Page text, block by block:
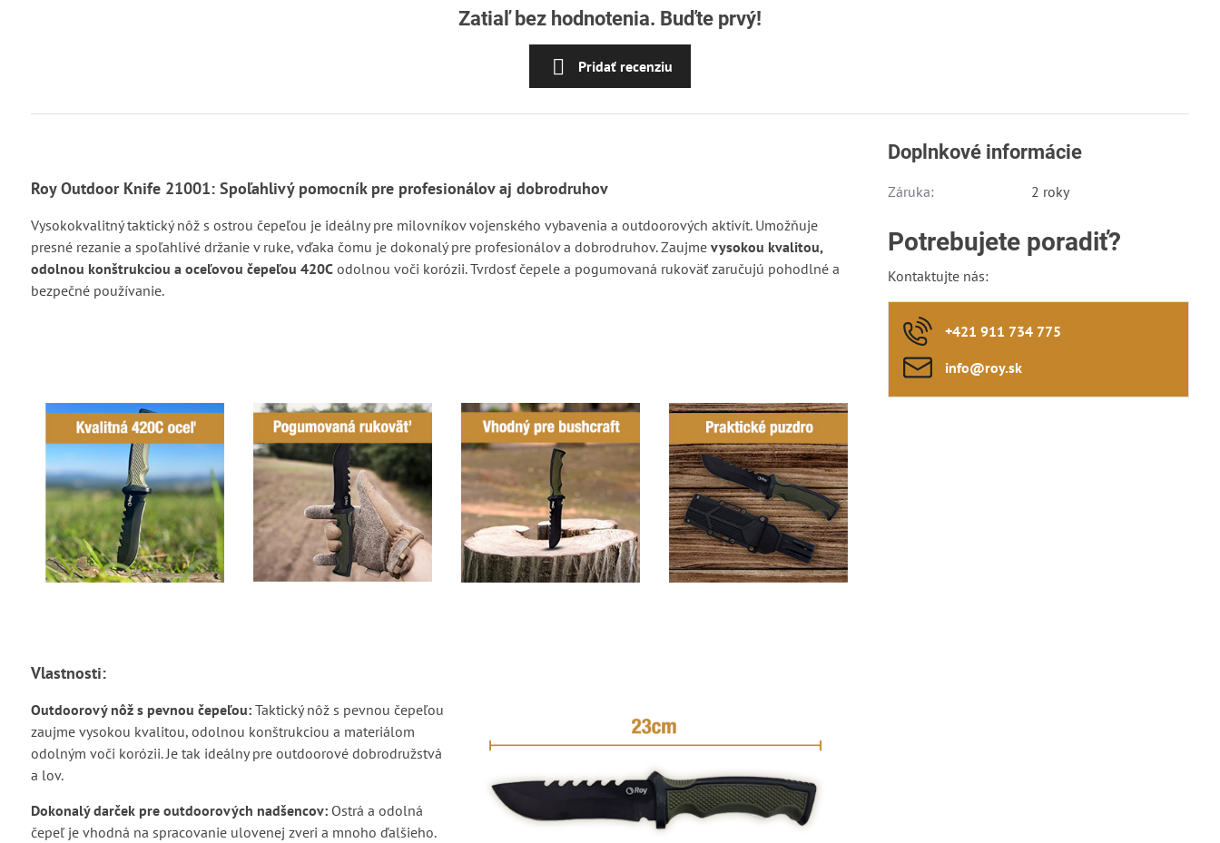
Zatiaľ bez hodnotenia. Buďte prvý!
Pridať recenziu
Roy Outdoor Knife 21001: Spoľahlivý pomocník pre profesionálov aj dobrodruhov
Vysokokvalitný taktický nôž s ostrou čepeľou je ideálny pre milovníkov vojenského vybavenia a outdoorových aktivít. Umožňuje
presné rezanie a spoľahlivé držanie v ruke, vďaka čomu je dokonalý pre profesionálov a dobrodruhov. Zaujme vysokou kvalitou,
odolnou konštrukciou a oceľovou čepeľou 420Codolnou voči korózii. Tvrdosť čepele a pogumovaná rukoväť zaručujú pohodlné a
bezpečné používanie.
Vlastnosti:
Outdoorový nôž s pevnou čepeľou:Taktický nôž s pevnou čepeľou
zaujme vysokou kvalitou, odolnou konštrukciou a materiálom
odolným voči korózii. Je tak ideálny pre outdoorové dobrodružstvá
a lov.
Dokonalý darček pre outdoorových nadšencov:Ostrá a odolná
čepeľ je vhodná na spracovanie ulovenej zveri a mnoho ďalšieho.
Doplnkové informácie
Záruka: 2 roky
Potrebujete poradiť?
Kontaktujte nás:
+421 911 734 775
info​@roy​.sk